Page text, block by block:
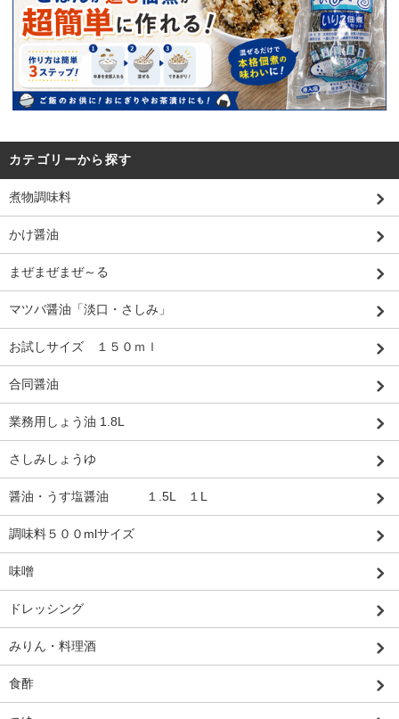
カテゴリーから探す
煮物調味料
かけ醤油
まぜまぜまぜ～る
マツバ醤油「淡口・さしみ」
お試しサイズ １５０ｍｌ
合同醤油
業務用しょう油 1.8L
さしみしょうゆ
醤油・うす塩醤油 １.5L １L
調味料５００mlサイズ
味噌
ドレッシング
みりん・料理酒
食酢